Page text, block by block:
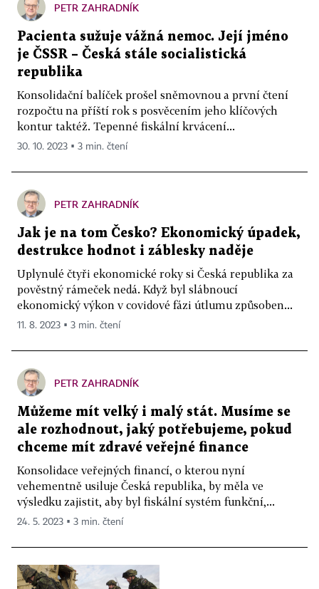
PETR ZAHRADNÍK
Pacienta sužuje vážná nemoc. Její jméno
je ČSSR – Česká stále socialistická
republika
Konsolidační balíček prošel sněmovnou a první čtení
rozpočtu na příští rok s posvěcením jeho klíčových
kontur taktéž. Tepenné fiskální krvácení...
30. 10. 2023 ▪ 3 min. čtení
PETR ZAHRADNÍK
Jak je na tom Česko? Ekonomický úpadek,
destrukce hodnot i záblesky naděje
Uplynulé čtyři ekonomické roky si Česká republika za
pověstný rámeček nedá. Když byl slábnoucí
ekonomický výkon v covidové fázi útlumu způsoben...
11. 8. 2023 ▪ 3 min. čtení
PETR ZAHRADNÍK
Můžeme mít velký i malý stát. Musíme se
ale rozhodnout, jaký potřebujeme, pokud
chceme mít zdravé veřejné finance
Konsolidace veřejných financí, o kterou nyní
vehementně usiluje Česká republika, by měla ve
výsledku zajistit, aby byl fiskální systém funkční,...
24. 5. 2023 ▪ 3 min. čtení